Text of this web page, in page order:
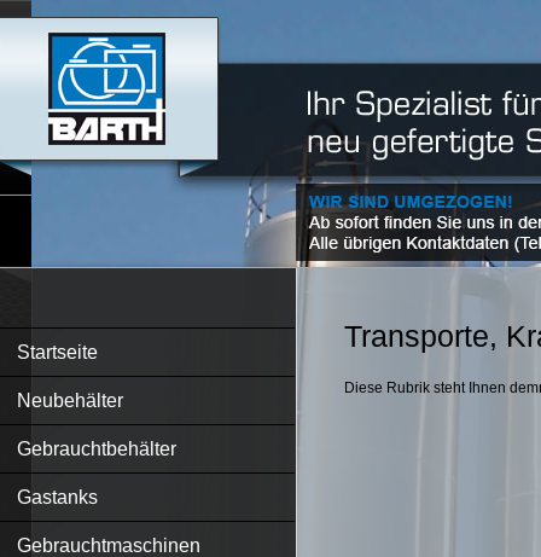
Startseite
Neubehälter
Gebrauchtbehälter
Gastanks
Gebrauchtmaschinen
Transporte,
Diese Rubrik steht Ihnen